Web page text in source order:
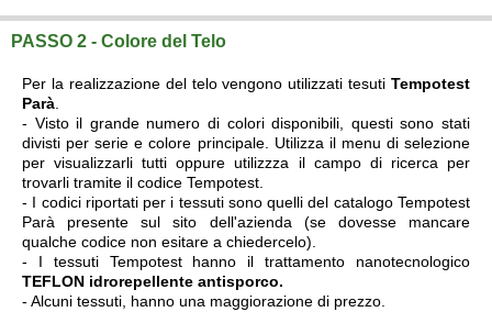
PASSO 2 - Colore del Telo
Per la realizzazione del telo vengono utilizzati tesuti Tempotest
Parà.
- Visto il grande numero di colori disponibili, questi sono stati
divisti per serie e colore principale. Utilizza il menu di selezione
per visualizzarli tutti oppure utilizzza il campo di ricerca per
trovarli tramite il codice Tempotest.
- I codici riportati per i tessuti sono quelli del catalogo Tempotest
Parà presente sul sito dell'azienda (se dovesse mancare
qualche codice non esitare a chiedercelo).
- I tessuti Tempotest hanno il trattamento nanotecnologico
TEFLON idrorepellente antisporco.
- Alcuni tessuti, hanno una maggiorazione di prezzo.